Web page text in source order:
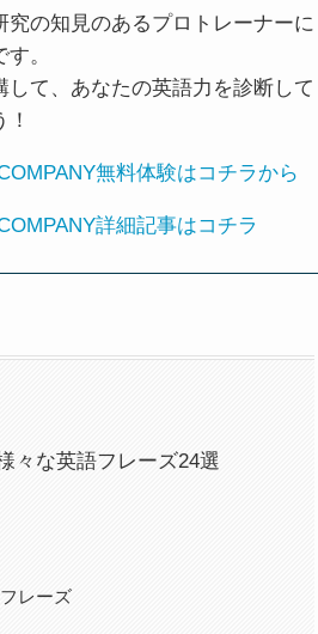
究の知見のあるプロトレーナーに
。
して、あなたの英語力を診断して
無料体験はコチラから
詳細記事はコチラ
々な英語フレーズ24選
レーズ